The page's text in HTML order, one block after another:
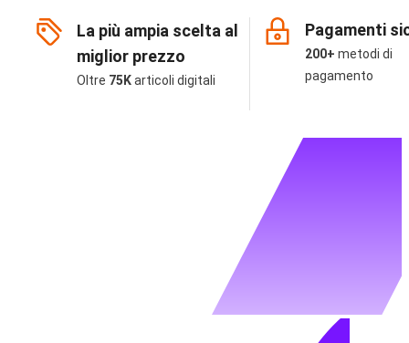
La più ampia scelta al
miglior prezzo
Oltre 75Karticoli digitali
Pagamenti
200+ metodi di
pagamento